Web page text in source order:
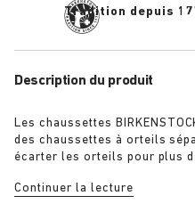
Tradition depuis
Description du produit
Les chaussettes
des chaussettes à orteils
écarter les orteils pour plus
confectionnées en coton
Continuer la lecture